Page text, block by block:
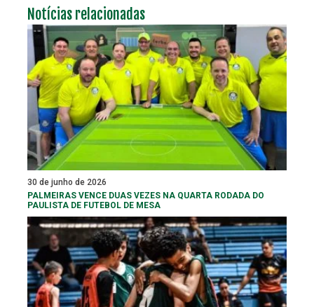
Notícias relacionadas
30 de junho de 2026
PALMEIRAS VENCE DUAS VEZES NA QUARTA RODADA DO
PAULISTA DE FUTEBOL DE MESA